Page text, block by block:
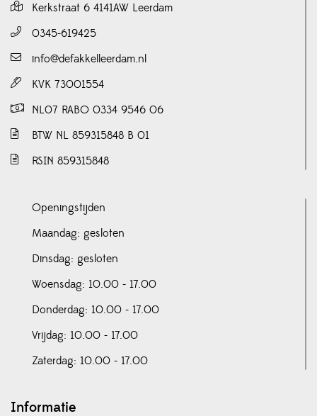
Kerkstraat 6 4141AW Leerdam
0345-619425
info@defakkelleerdam.nl
KVK 73001554
NL07 RABO 0334 9546 06
BTW NL 859315848 B 01
RSIN 859315848
Openingstijden
Maandag: gesloten
Dinsdag: gesloten
Woensdag: 10.00 - 17.00
Donderdag: 10.00 - 17.00
Vrijdag: 10.00 - 17.00
Zaterdag: 10.00 - 17.00
Informatie